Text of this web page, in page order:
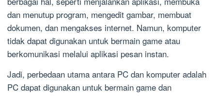
dan menutup program, mengedit gambar, membuat
dokumen, dan mengakses internet. Namun, komputer
tidak dapat digunakan untuk bermain game atau
berkomunikasi melalui aplikasi pesan instan.
Jadi, perbedaan utama antara PC dan komputer adalah
PC dapat digunakan untuk bermain game dan